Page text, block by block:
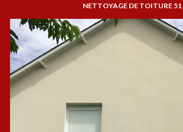
NETTOYAGE DE TOITURE 51